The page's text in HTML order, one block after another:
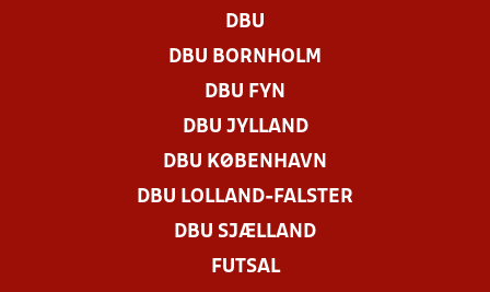
DBU
DBU BORNHOLM
DBU FYN
DBU JYLLAND
DBU KØBENHAVN
DBU LOLLAND-FALSTER
DBU SJÆLLAND
FUTSAL